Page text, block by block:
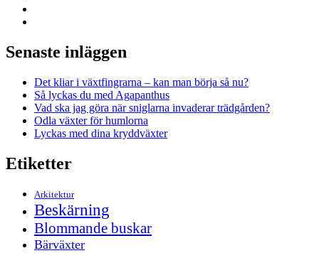
Senaste inläggen
Det kliar i växtfingrarna – kan man börja så nu?
Så lyckas du med Agapanthus
Vad ska jag göra när sniglarna invaderar trädgården?
Odla växter för humlorna
Lyckas med dina kryddväxter
Etiketter
Arkitektur
Beskärning
Blommande buskar
Bärväxter